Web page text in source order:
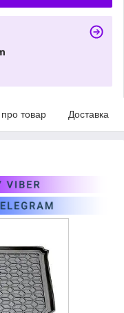
про товар Доставка